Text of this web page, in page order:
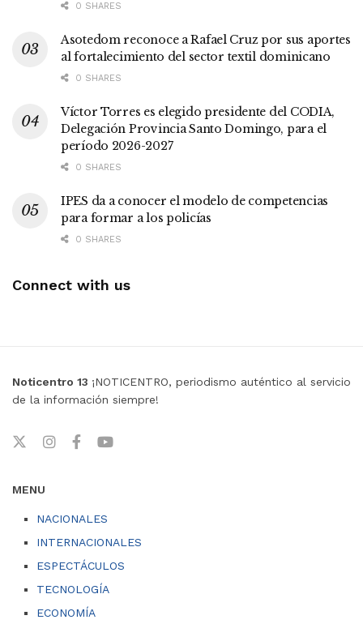
0 SHARES
Asotedom reconoce a Rafael Cruz por sus aportes
al fortalecimiento del sector textil dominicano
0 SHARES
Víctor Torres es elegido presidente del CODIA,
Delegación Provincia Santo Domingo, para el
período 2026-2027
0 SHARES
IPES da a conocer el modelo de competencias
para formar a los policías
0 SHARES
Connect with us
Noticentro 13 ¡NOTICENTRO, periodismo auténtico al servicio
de la información siempre!
MENU
NACIONALES
INTERNACIONALES
ESPECTÁCULOS
TECNOLOGÍA
ECONOMÍA